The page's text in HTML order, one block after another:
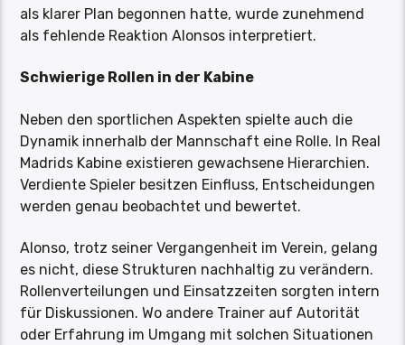
als klarer Plan begonnen hatte, wurde zunehmend
als fehlende Reaktion Alonsos interpretiert.
Schwierige Rollen in der Kabine
Neben den sportlichen Aspekten spielte auch die
Dynamik innerhalb der Mannschaft eine Rolle. In Real
Madrids Kabine existieren gewachsene Hierarchien.
Verdiente Spieler besitzen Einfluss, Entscheidungen
werden genau beobachtet und bewertet.
Alonso, trotz seiner Vergangenheit im Verein, gelang
es nicht, diese Strukturen nachhaltig zu verändern.
Rollenverteilungen und Einsatzzeiten sorgten intern
für Diskussionen. Wo andere Trainer auf Autorität
oder Erfahrung im Umgang mit solchen Situationen